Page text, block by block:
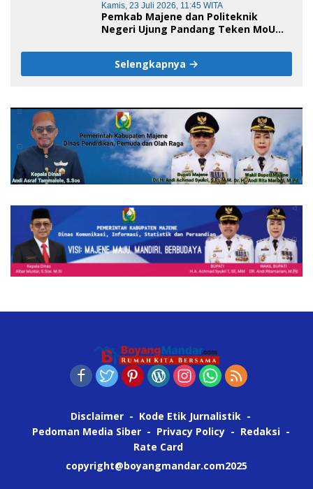
Kamis, 23 Juli 2026, 11:45 WITA
Pemkab Majene dan Politeknik
Negeri Ujung Pandang Teken MoU
Jadi Embrio Pendirian Politeknik
Negeri Sulawesi Barat
Selengkapnya
Disclaimer
Kode Etik Jurnalistik
Pedoman Media Siber
Privacy Policy
Redaksi
Rate Card
copyright@boyangmandar.com2025